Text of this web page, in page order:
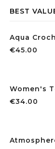
BEST
Aqua
€45.00
Women's
€34.00